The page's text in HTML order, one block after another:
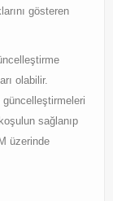
gösteren
olabilir.
güncelleştirmeleri
sağlanıp
üzerinde